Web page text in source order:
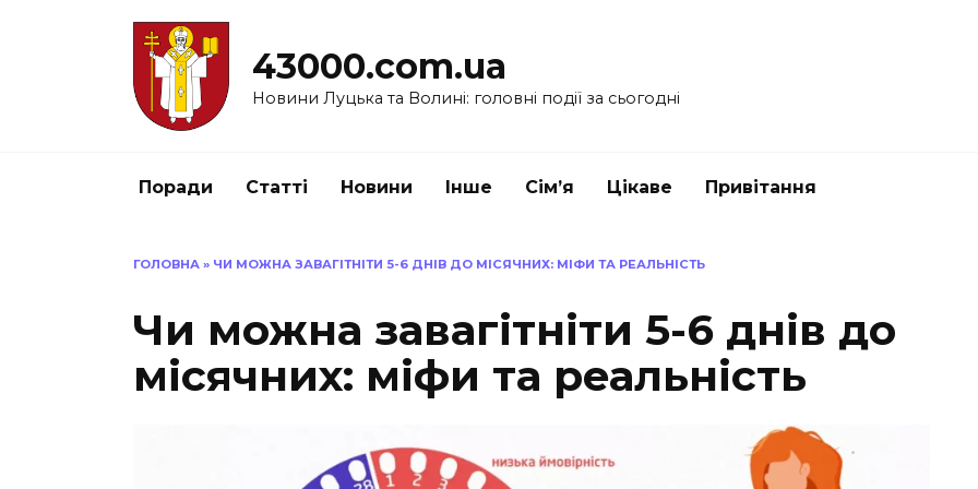
43000.com.ua
Новини Луцька та Волині: головні події за сьогодні
Поради Статті Новини Інше Сім’я Цікаве Привітання
ГОЛОВНА » ЧИ МОЖНА ЗАВАГІТНІТИ 5-6 ДНІВ ДО МІСЯЧНИХ: МІФИ ТА РЕАЛЬНІСТЬ
Чи можна завагітніти 5-6 днів до
місячних: міфи та реальність